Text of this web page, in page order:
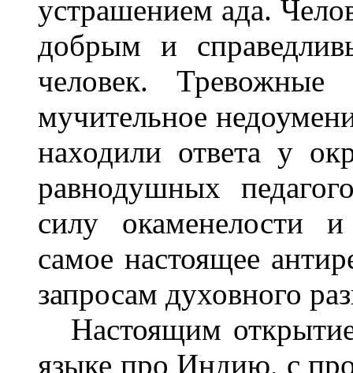
устрашением ада.
добрым и
человек.
мучительное
находили ответа у
равнодушных
силу окаменелости
самое настоящее
запросам духовного
Настоящим
языке про Индию, с